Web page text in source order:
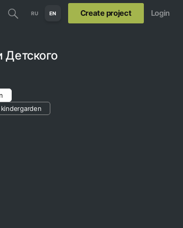
RU EN Create project Login
Детского
kindergarden